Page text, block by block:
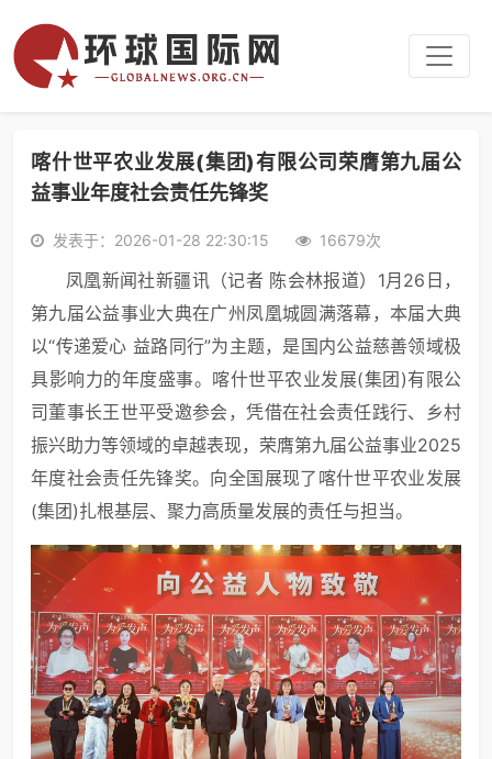
喀什世平农业发展(集团)有限公司荣膺第九届公
益事业年度社会责任先锋奖
发表于：2026-01-28 22:30:15 16679次
凤凰新闻社新疆讯（记者 陈会林报道）1月26日，
第九届公益事业大典在广州凤凰城圆满落幕，本届大典
以“传递爱心 益路同行”为主题，是国内公益慈善领域极
具影响力的年度盛事。喀什世平农业发展(集团)有限公
司董事长王世平受邀参会，凭借在社会责任践行、乡村
振兴助力等领域的卓越表现，荣膺第九届公益事业2025
年度社会责任先锋奖。向全国展现了喀什世平农业发展
(集团)扎根基层、聚力高质量发展的责任与担当。